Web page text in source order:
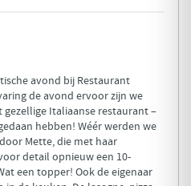
avond bij Restaurant
de avond ervoor zijn we
Italiaanse restaurant –
hebben! Wéér werden we
Mette, die met haar
detail opnieuw een 10-
een topper! Ook de eigenaar